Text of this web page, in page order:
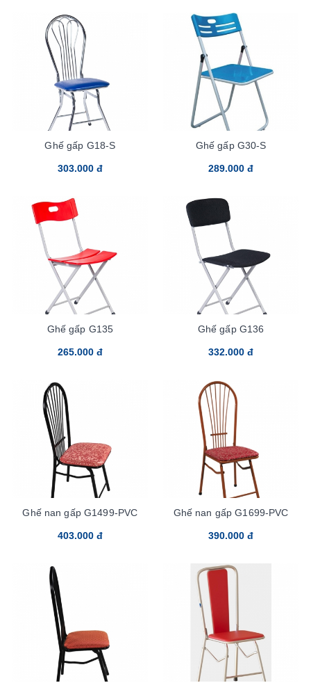
Ghế gấp G18-S
303.000 đ
Ghế gấp G30-S
289.000 đ
Ghế gấp G135
265.000 đ
Ghế gấp G136
332.000 đ
Ghế nan gấp G1499-PVC
403.000 đ
Ghế nan gấp G1699-PVC
390.000 đ